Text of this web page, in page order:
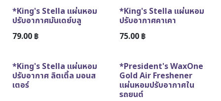
สินค้าใหม่!
*King's Stella แผ่นหอม
ปรับอากาศมันเดย์บลู
79.00 ฿
*King's Stella แผ่นหอม
ปรับอากาศคาเคา
75.00฿
*King's Stella แผ่นหอม
ปรับอากาศ ลิตเติ้ล มอนส
เตอร์ สินค้าใหม่!
*President's WaxOne
Gold Air Freshener
แผ่นหอมปรับอากาศใน
รถยนต์